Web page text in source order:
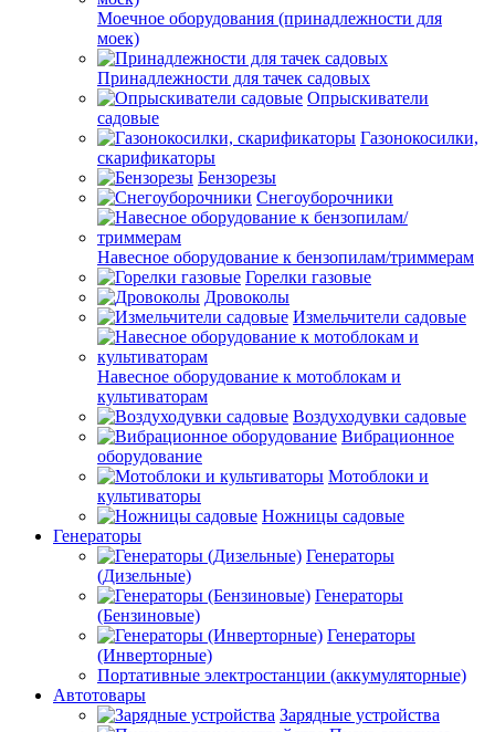
Моечное оборудования (принадлежности для
моек)
Принадлежности для тачек садовых
Опрыскиватели
садовые
Газонокосилки,
скарификаторы
Бензорезы
Снегоуборочники
Навесное оборудование к бензопилам/триммерам
Горелки газовые
Дровоколы
Измельчители садовые
Навесное оборудование к мотоблокам и
культиваторам
Воздуходувки садовые
Вибрационное
оборудование
Мотоблоки и
культиваторы
Ножницы садовые
Генераторы
Генераторы
(Дизельные)
Генераторы
(Бензиновые)
Генераторы
(Инверторные)
Портативные электростанции (аккумуляторные)
Автотовары
Зарядные устройства